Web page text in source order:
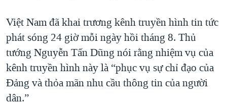
Việt Nam đã khai trương kênh truyền hình tin tức
phát sóng 24 giờ mỗi ngày hồi tháng 8. Thủ
tướng Nguyễn Tấn Dũng nói rằng nhiệm vụ của
kênh truyền hình này là “phục vụ sự chỉ đạo của
Đảng và thỏa mãn nhu cầu thông tin của người
dân.”